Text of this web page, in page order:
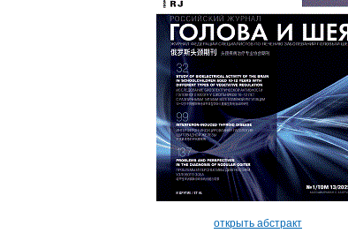
открыть абстракт